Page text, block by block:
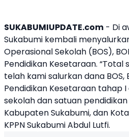
SUKABUMIUPDATE.com - Di
Sukabumi kembali
Operasional Sekolah (BOS),
Pendidikan Kesetaraan. “Total
telah kami salurkan dana BOS,
Pendidikan Kesetaraan tahap
sekolah dan satuan
Kabupaten Sukabumi, dan
KPPN Sukabumi Abdul Lutfi.